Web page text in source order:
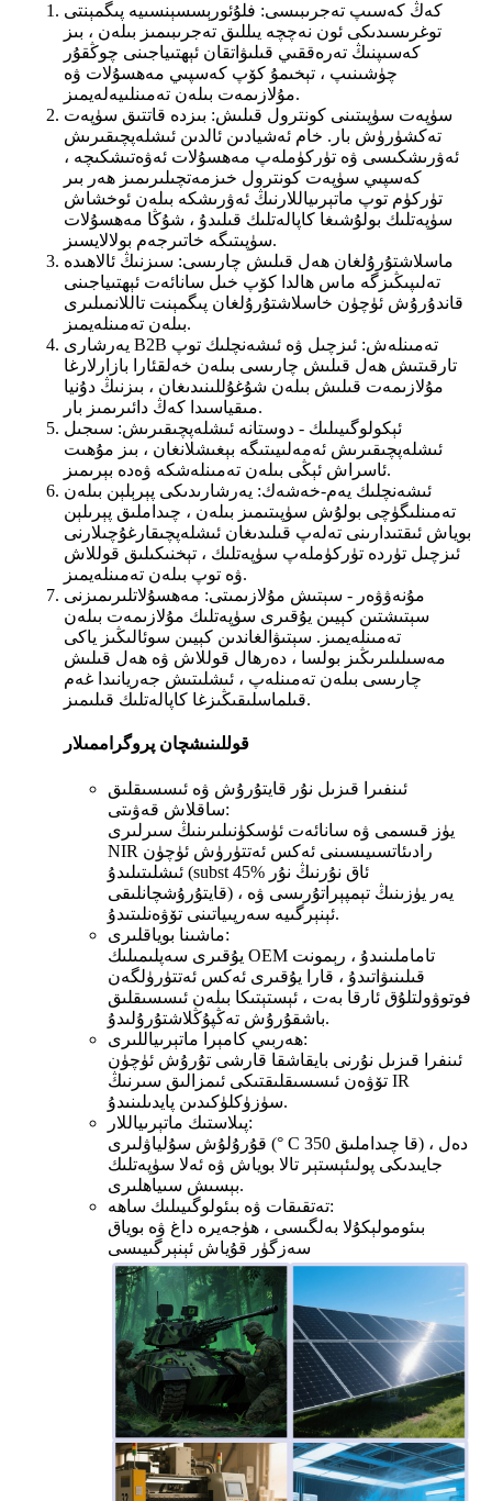
كەڭ كەسىپ تەجرىبىسى: فلۇئورېسسېنسىيە پىگمېنتى
توغرىسىدىكى ئون نەچچە يىللىق تەجرىبىمىز بىلەن ، بىز
كەسىپنىڭ تەرەققىي قىلىۋاتقان ئېھتىياجىنى چوڭقۇر
چۈشىنىپ ، تېخىمۇ كۆپ كەسپىي مەھسۇلات ۋە
مۇلازىمەت بىلەن تەمىنلىيەلەيمىز.
سۈپەت سۈپىتىنى كونترول قىلىش: بىزدە قاتتىق سۈپەت
تەكشۈرۈش بار. خام ئەشيادىن ئالدىن ئىشلەپچىقىرىش
ئەۋرىشكىسى ۋە تۈركۈملەپ مەھسۇلات ئەۋەتىشكىچە ،
كەسپىي سۈپەت كونترول خىزمەتچىلىرىمىز ھەر بىر
تۈركۈم توپ ماتېرىياللارنىڭ ئەۋرىشكە بىلەن ئوخشاش
سۈپەتلىك بولۇشىغا كاپالەتلىك قىلىدۇ ، شۇڭا مەھسۇلات
سۈپىتىگە خاتىرجەم بولالايسىز.
ماسلاشتۇرۇلغان ھەل قىلىش چارىسى: سىزنىڭ ئالاھىدە
تەلىپىڭىزگە ماس ھالدا كۆپ خىل سانائەت ئېھتىياجىنى
قاندۇرۇش ئۈچۈن خاسلاشتۇرۇلغان پىگمېنت تاللانمىلىرى
بىلەن تەمىنلەيمىز.
يەرشارى B2B تەمىنلەش: ئىزچىل ۋە ئىشەنچلىك توپ
تارقىتىش ھەل قىلىش چارىسى بىلەن خەلقئارا بازارلارغا
مۇلازىمەت قىلىش بىلەن شۇغۇللىنىدىغان ، بىزنىڭ دۇنيا
مىقياسىدا كەڭ دائىرىمىز بار.
ئېكولوگىيىلىك - دوستانە ئىشلەپچىقىرىش: سىجىل
ئىشلەپچىقىرىش ئەمەلىيىتىگە بېغىشلانغان ، بىز مۇھىت
ئاسراش ئېڭى بىلەن تەمىنلەشكە ۋەدە بېرىمىز.
ئىشەنچلىك يەم-خەشەك: يەرشارىدىكى پېرېلېن بىلەن
تەمىنلىگۈچى بولۇش سۈپىتىمىز بىلەن ، چىداملىق پېرىلېن
بوياش ئىقتىدارىنى تەلەپ قىلىدىغان ئىشلەپچىقارغۇچىلارنى
ئىزچىل تۈردە تۈركۈملەپ سۈپەتلىك ، تېخنىكىلىق قوللاش
ۋە توپ بىلەن تەمىنلەيمىز.
مۇنەۋۋەر - سېتىش مۇلازىمىتى: مەھسۇلاتلىرىمىزنى
سېتىشتىن كېيىن يۇقىرى سۈپەتلىك مۇلازىمەت بىلەن
تەمىنلەيمىز. سېتىۋالغاندىن كېيىن سوئالىڭىز ياكى
مەسىلىلىرىڭىز بولسا ، دەرھال قوللاش ۋە ھەل قىلىش
چارىسى بىلەن تەمىنلەپ ، ئىشلىتىش جەريانىدا غەم
قىلماسلىقىڭىزغا كاپالەتلىك قىلىمىز.
قوللىنىشچان پروگراممىلار
ئىنفىرا قىزىل نۇر قايتۇرۇش ۋە ئىسسىقلىق
ساقلاش قەۋىتى:
يۈز قىسمى ۋە سانائەت ئۈسكۈنىلىرىنىڭ سىرلىرى
NIR رادىئاتسىيىسىنى ئەكس ئەتتۈرۈش ئۈچۈن
ئىشلىتىلىدۇ (subst 45% ئاق نۇرنىڭ نۇر
قايتۇرۇشچانلىقى) ، يەر يۈزىنىڭ تېمپېراتۇرىسى ۋە
ئېنېرگىيە سەرپىياتىنى تۆۋەنلىتىدۇ.
ماشىنا بوياقلىرى:
يۇقىرى سەپلىمىلىك OEM تاماملىنىدۇ ، رېمونت
قىلىنىۋاتىدۇ ، قارا يۇقىرى ئەكس ئەتتۈرۈلگەن
فوتوۋولتلۇق ئارقا بەت ، ئېستېتىكا بىلەن ئىسسىقلىق
باشقۇرۇش تەڭپۇڭلاشتۇرۇلىدۇ.
ھەربىي كامېرا ماتېرىياللىرى:
ئىنفرا قىزىل نۇرنى بايقاشقا قارشى تۇرۇش ئۈچۈن
تۆۋەن ئىسسىقلىقتىكى ئىمزالىق سىرنىڭ IR
سۈزۈكلۈكىدىن پايدىلىنىدۇ.
پىلاستىك ماتېرىياللار:
قۇرۇلۇش سۇلياۋلىرى (° C 350 قا چىداملىق) ، دەل
جايىدىكى پولىئېستېر تالا بوياش ۋە ئەلا سۈپەتلىك
بېسىش سىياھلىرى.
تەتقىقات ۋە بىئولوگىيىلىك ساھە:
بىئومولېكۇلا بەلگىسى ، ھۈجەيرە داغ ۋە بوياق
سەزگۈر قۇياش ئېنېرگىيىسى